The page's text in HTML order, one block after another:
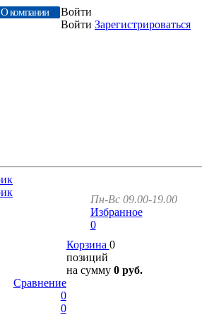
О компании
Войти
Войти Зарегистрироваться
Пн-Вс 09.00-19.00
Избранное
0
Корзина 0
позиций
на сумму 0 руб.
Сравнение
0
0